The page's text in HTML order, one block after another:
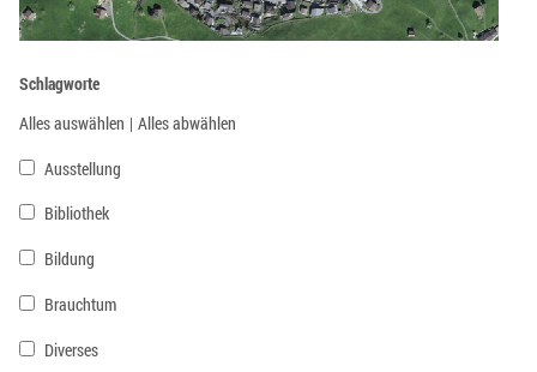
Schlagworte
Alles auswählen | Alles abwählen
Ausstellung
Bibliothek
Bildung
Brauchtum
Diverses